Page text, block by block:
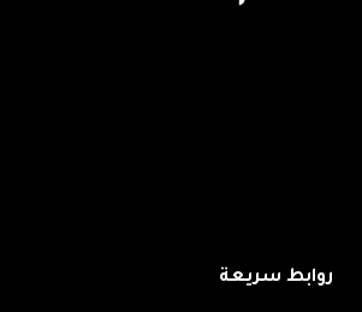
روابط سريعة